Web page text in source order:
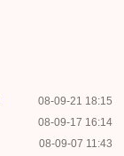
08-09-21 18:15
08-09-17 16:14
08-09-07 11:43